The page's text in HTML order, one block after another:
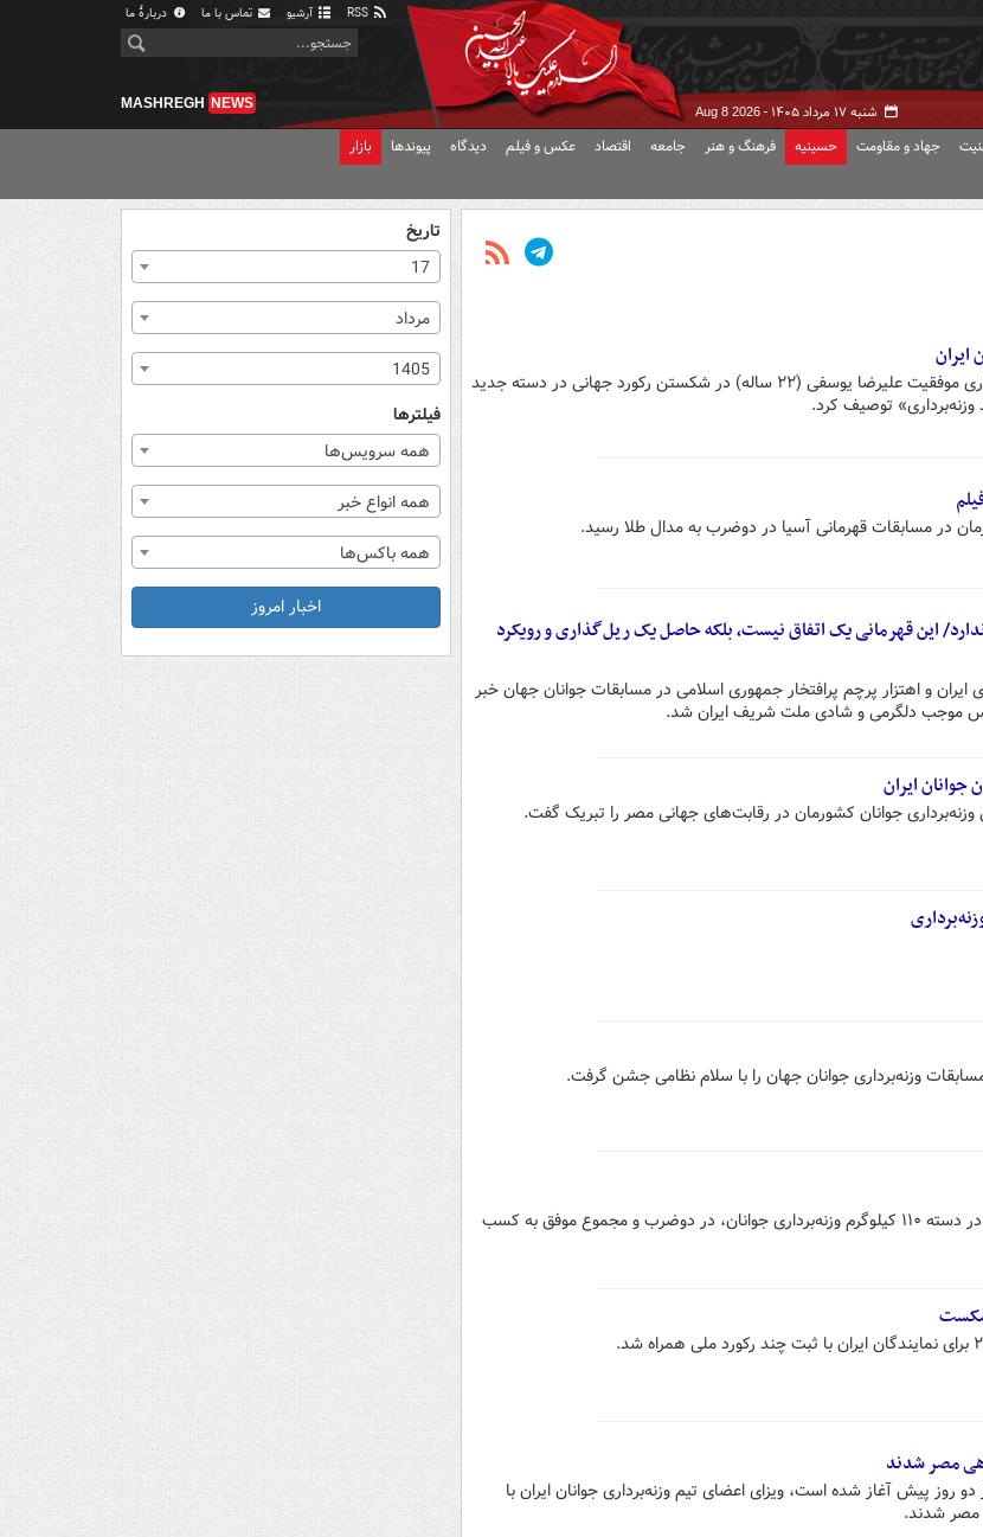
آرشیو تماس با ما دربارهٔ ما
شنبه ۱۷ مرداد ۱۴۰۵ - Aug 8 2026
MASHREGH NEWS
جهاد و مقاومت حسینیه فرهنگ و هنر جامعه اقتصاد عکس و فیلم دیدگاه پیوندها بازار
ایران
رسانه‌های بین‌المللی و فدراسیون جهانی وزنه‌برداری موفقیت علیرضا یوسفی (۲۲ ساله) در شکستن رکورد جهانی در دسته جدید
این قهرمانی یک اتفاق نیست، بلکه حاصل یک ریل‌گذاری و رویکرد
و اهتزار پرچم پرافتخار جمهوری اسلامی در مسابقات جوانان جهان خبر
موجب دلگرمی و شادی ملت شریف ایران شد.
جوانان ایران
وزنه‌برداری جوانان کشورمان در رقابت‌های جهانی مصر را تبریک گفت.
وزنه‌برداری جوانان جهان را با سلام نظامی جشن گرفت.
ابوالفضل زارع و فرهاد قلی‌زاده، نمایندگان ایران در دسته ۱۱۰ کیلوگرم وزنه‌برداری جوانان، در دوضرب و مجموع موفق به کسب
شکست
مصر شدند
روز پیش آغاز شده است، ویزای اعضای تیم وزنه‌برداری جوانان ایران با
مصر شدند.
تاریخ
17
مرداد
1405
فیلترها
همه سرویس‌ها
همه انواع خبر
همه باکس‌ها
اخبار امروز